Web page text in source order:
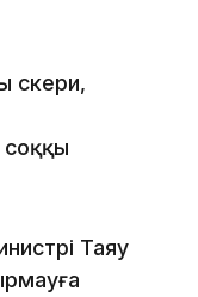
Таяу